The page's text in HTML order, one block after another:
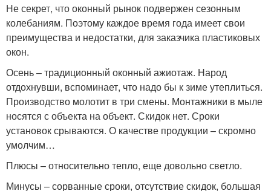
Не секрет, что оконный рынок подвержен сезонным
колебаниям. Поэтому каждое время года имеет свои
преимущества и недостатки, для заказчика пластиковых
окон.
Осень – традиционный оконный ажиотаж. Народ
отдохнувши, вспоминает, что надо бы к зиме утеплиться.
Производство молотит в три смены. Монтажники в мыле
носятся с объекта на объект. Скидок нет. Сроки
установок срываются. О качестве продукции – скромно
умолчим…
Плюсы – относительно тепло, еще довольно светло.
Минусы – сорванные сроки, отсутствие скидок, большая